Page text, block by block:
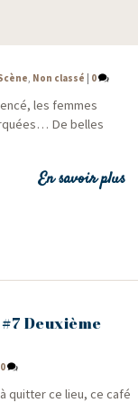
, Non classé 0
les femmes
De belles
En savoir plus
Deuxième
0
quit­ter ce lieu, ce café